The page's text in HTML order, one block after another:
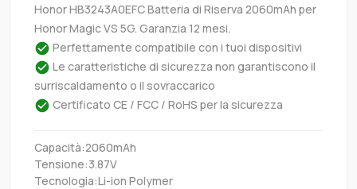
Honor HB3243A0EFC Batteria di Riserva 2060mAh per
Honor Magic VS 5G. Garanzia 12 mesi.
Perfettamente compatibile con i tuoi dispositivi
Le caratteristiche di sicurezza non garantiscono il
surriscaldamento o il sovraccarico
Certificato CE / FCC / RoHS per la sicurezza
Capacità:2060mAh
Tensione:3.87V
Tecnologia:Li-ion Polymer